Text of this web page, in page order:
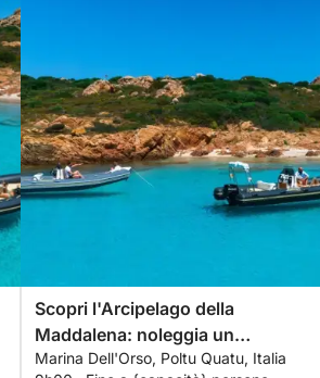
Scopri l'Arcipelago della
Maddalena: noleggia un
gommone con skipper per una
Marina Dell'Orso, Poltu Quatu, Italia